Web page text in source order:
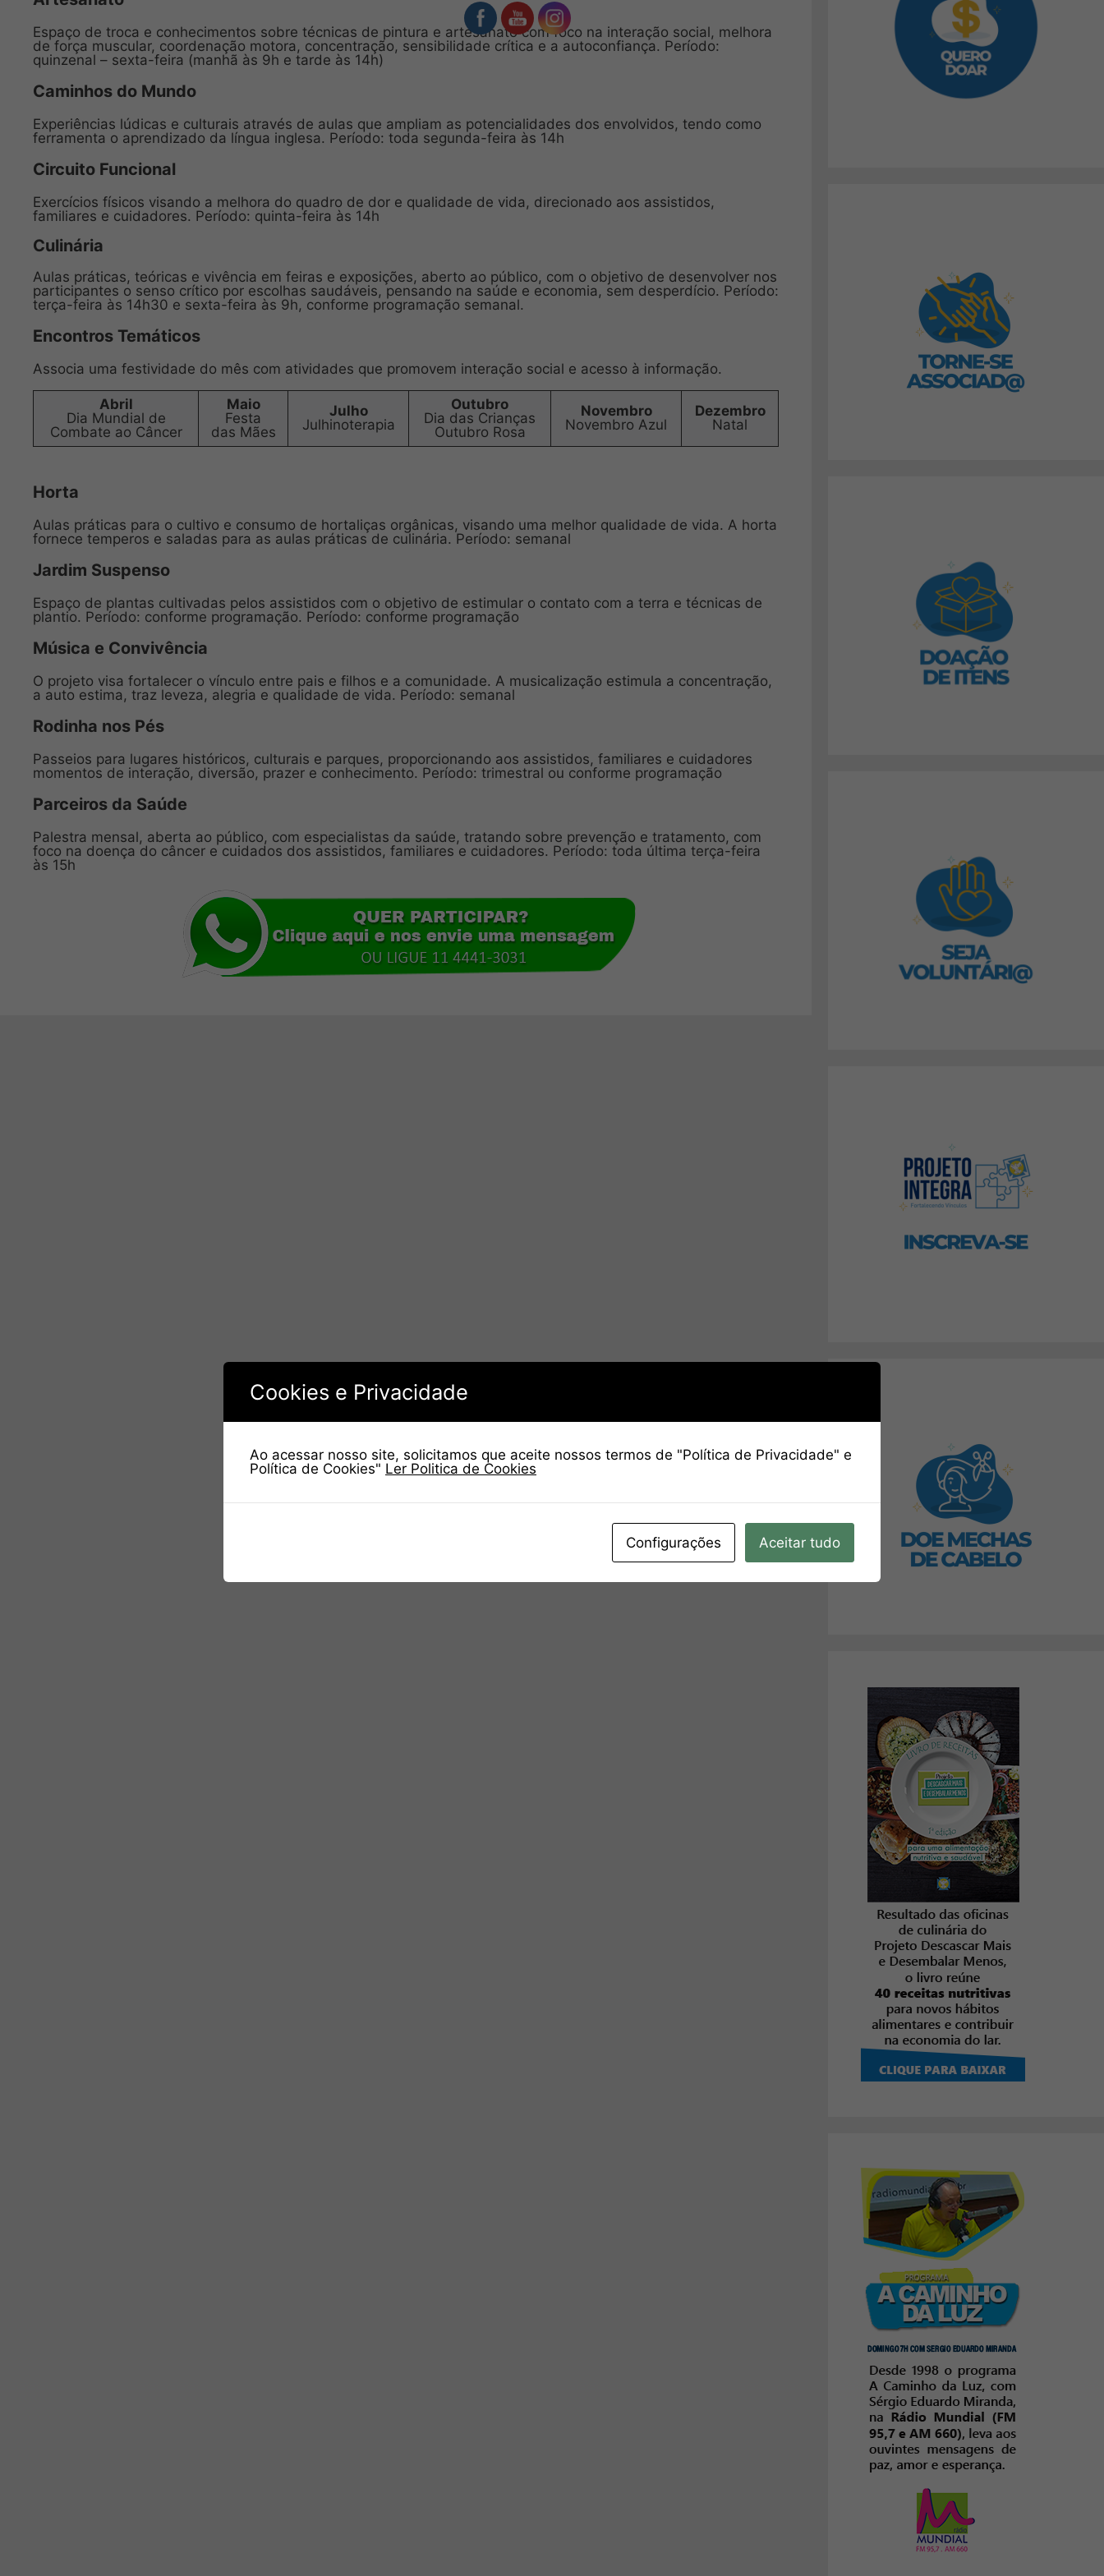
Espaço de troca e conhecimentos sobre técnicas de pintura e artesanato com foco na interação social, melhora
de força muscular, coordenação motora, concentração, sensibilidade crítica e a autoconfiança. Período:
quinzenal – sexta-feira (manhã às 9h e tarde às 14h)
Caminhos do Mundo
Experiências lúdicas e culturais através de aulas que ampliam as potencialidades dos envolvidos, tendo como
ferramenta o aprendizado da língua inglesa. Período: toda segunda-feira às 14h
Circuito Funcional
Exercícios físicos visando a melhora do quadro de dor e qualidade de vida, direcionado aos assistidos,
familiares e cuidadores. Período: quinta-feira às 14h
Culinária
Aulas práticas, teóricas e vivência em feiras e exposições, aberto ao público, com o objetivo de desenvolver nos
participantes o senso crítico por escolhas saudáveis, pensando na saúde e economia, sem desperdício. Período:
terça-feira às 14h30 e sexta-feira às 9h, conforme programação semanal.
Encontros Temáticos
Associa uma festividade do mês com atividades que promovem interação social e acesso à informação.
Abril
Dia Mundial de
Combate ao Câncer
Maio
Festa
das Mães
Julho
Julhinoterapia
Outubro
Dia das Crianças
Outubro Rosa
Novembro
Novembro Azul
Dezembro
Natal
Horta
Aulas práticas para o cultivo e consumo de hortaliças orgânicas, visando uma melhor qualidade de vida. A horta
fornece temperos e saladas para as aulas práticas de culinária. Período: semanal
Jardim Suspenso
Espaço de plantas cultivadas pelos assistidos com o objetivo de estimular o contato com a terra e técnicas de
plantio. Período: conforme programação. Período: conforme programação
Música e Convivência
O projeto visa fortalecer o vínculo entre pais e filhos e a comunidade. A musicalização estimula a concentração,
a auto estima, traz leveza, alegria e qualidade de vida. Período: semanal
Rodinha nos Pés
Passeios para lugares históricos, culturais e parques, proporcionando aos assistidos, familiares e cuidadores
momentos de interação, diversão, prazer e conhecimento. Período: trimestral ou conforme programação
Parceiros da Saúde
Palestra mensal, aberta ao público, com especialistas da saúde, tratando sobre prevenção e tratamento, com
foco na doença do câncer e cuidados dos assistidos, familiares e cuidadores. Período: toda última terça-feira
às 15h
Cookies e Privacidade
Ao acessar nosso site, solicitamos que aceite nossos termos de "Política de Privacidade" e
Política de Cookies" Ler Politica de Cookies
Configurações Aceitar tudo